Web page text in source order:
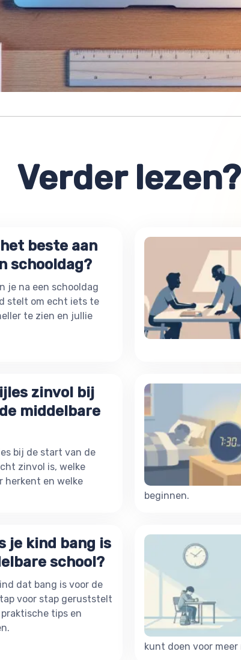
Verder lezen?
beste aan
schooldag?
je na een schooldag
stelt om echt iets te
te zien en jullie
zinvol bij
middelbare
bij de start van de
zinvol is, welke
herkent en welke
beginnen.
je kind bang is
school?
dat bang is voor de
voor stap geruststelt
tips en
kunt doen voor